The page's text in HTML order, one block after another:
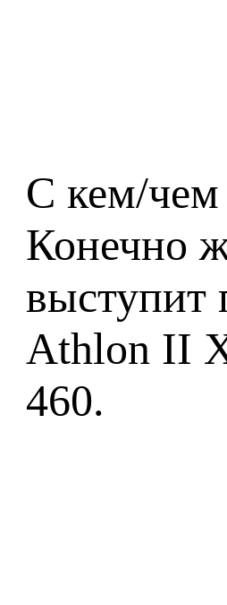
С кем/чем
Конечно
выступит
Athlon II
460.